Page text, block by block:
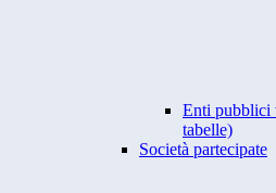
Enti pubblici
tabelle)
Società partecipate